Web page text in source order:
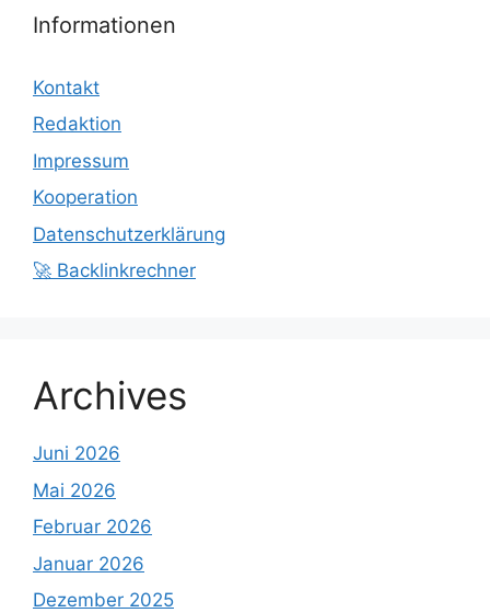
Informationen
Kontakt
Redaktion
Impressum
Kooperation
Datenschutzerklärung
🚀 Backlinkrechner
Archives
Juni 2026
Mai 2026
Februar 2026
Januar 2026
Dezember 2025